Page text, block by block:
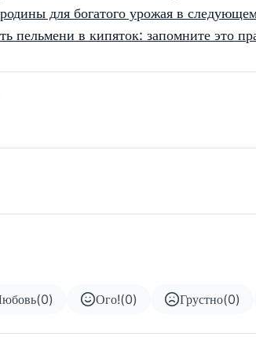
для богатого урожая в
пельмени в кипяток: запомните это
(0) Ого!(0) Грустно(0)